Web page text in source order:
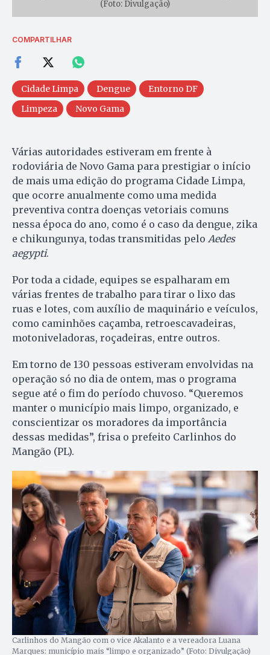
(Foto: Divulgação)
COMPARTILHAR
Cidade Limpa Dengue
Entorno DF
Limpeza
Novo Gama
Várias autoridades estiveram em frente à
rodoviária de Novo Gama para prestigiar o início
de mais uma edição do programa Cidade Limpa,
que ocorre anualmente como uma medida
preventiva contra doenças vetoriais comuns
nessa época do ano, como é o caso da dengue, zika
e chikungunya, todas transmitidas pelo Aedes
aegypti.
Por toda a cidade, equipes se espalharam em
várias frentes de trabalho para tirar o lixo das
ruas e lotes, com auxílio de maquinário e veículos,
como caminhões caçamba, retroescavadeiras,
motoniveladoras, roçadeiras, entre outros.
Em torno de 130 pessoas estiveram envolvidas na
operação só no dia de ontem, mas o programa
segue até o fim do período chuvoso. “Queremos
manter o município mais limpo, organizado, e
conscientizar os moradores da importância
dessas medidas”, frisa o prefeito Carlinhos do
Mangão (PL).
Carlinhos do Mangão com o vice Akalanto e a vereadora Luana
Marques: município mais “limpo e organizado” (Foto: Divulgação)